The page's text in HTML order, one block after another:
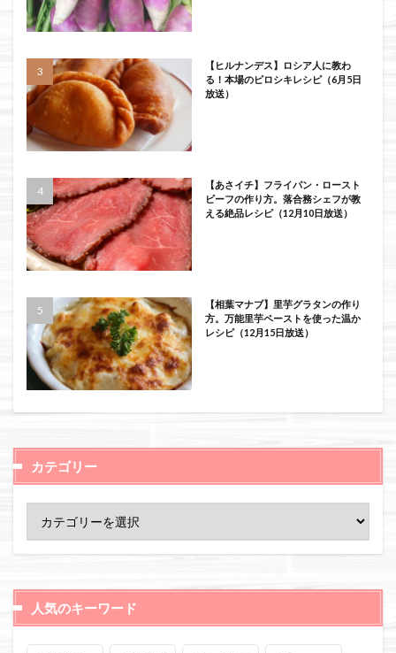
【ヒルナンデス】ロシア人に教わ
る！本場のピロシキレシピ（6月5日
放送）
【あさイチ】フライパン・ロースト
ビーフの作り方。落合務シェフが教
える絶品レシピ（12月10日放送）
【相葉マナブ】里芋グラタンの作り
方。万能里芋ペーストを使った温か
レシピ（12月15日放送）
カテゴリー
人気のキーワード